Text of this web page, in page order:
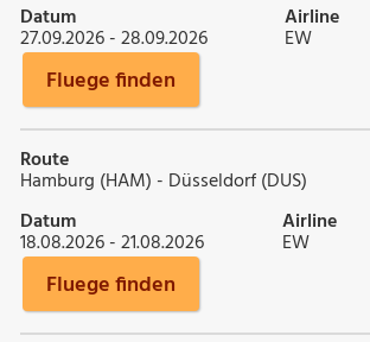
Datum
27.09.2026 - 28.09.2026
Airline
EW
Fluege finden
Route
Hamburg (HAM) - Düsseldorf (DUS)
Datum
18.08.2026 - 21.08.2026
Airline
EW
Fluege finden